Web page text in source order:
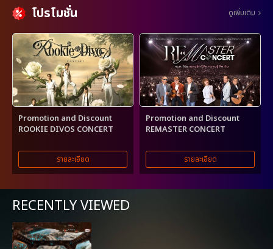
โปรโมชั่น ดูเพิ่มเติม
Promotion and Discount
ROOKIE DIVOS CONCERT
รายละเอียด
Promotion and Discount
REMASTER CONCERT
รายละเอียด
RECENTLY VIEWED